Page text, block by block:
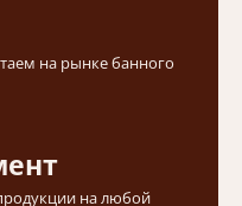
на рынке банного
на любой